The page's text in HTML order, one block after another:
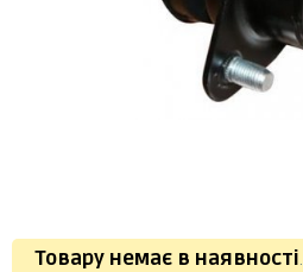
Товару немає в наявності.